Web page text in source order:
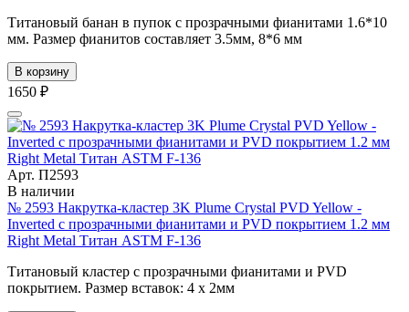
Титановый банан в пупок с прозрачными фианитами 1.6*10
мм. Размер фианитов составляет 3.5мм, 8*6 мм
В корзину
1650 ₽
Арт. П2593
В наличии
№ 2593 Накрутка-кластер 3K Plume Crystal PVD Yellow -
Inverted с прозрачными фианитами и PVD покрытием 1.2 мм
Right Metal Титан ASTM F-136
Титановый кластер с прозрачными фианитами и PVD
покрытием. Размер вставок: 4 х 2мм